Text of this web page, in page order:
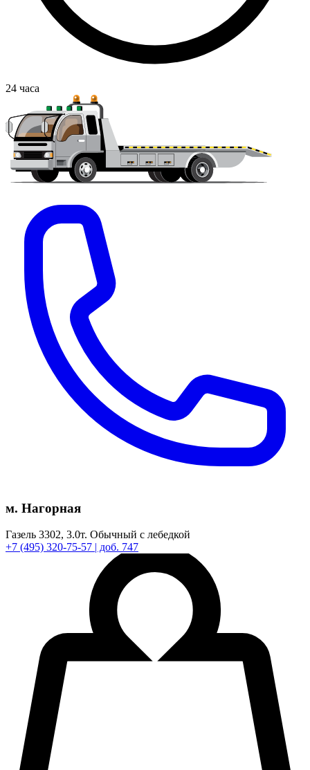
24 часа
м. Нагорная
Газель 3302, 3.0т. Обычный с лебедкой
+7 (495) 320-75-57 | доб. 747